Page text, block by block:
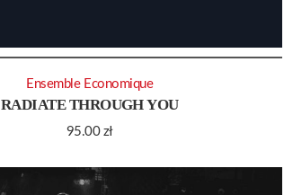
RADIATE THROUGH YOU
95.00 zł
Ensemble Economique